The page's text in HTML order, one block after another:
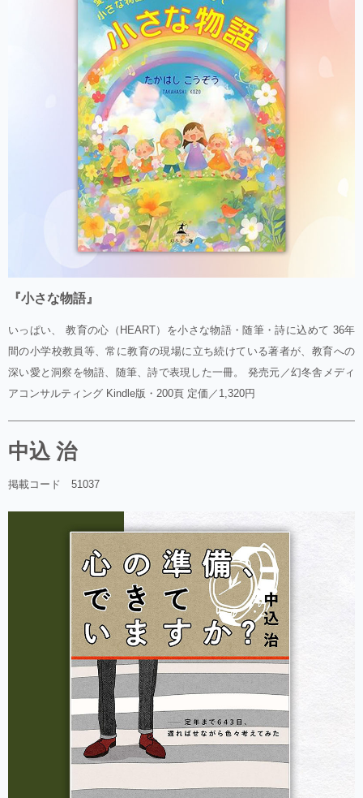
『小さな物語』
いっぱい、 教育の心（HEART）を小さな物語・随筆・詩に込めて 36年
間の小学校教員等、常に教育の現場に立ち続けている著者が、教育への
深い愛と洞察を物語、随筆、詩で表現した一冊。 発売元／幻冬舎メディ
アコンサルティング Kindle版・200頁 定価／1,320円
中込 治
掲載コード 51037